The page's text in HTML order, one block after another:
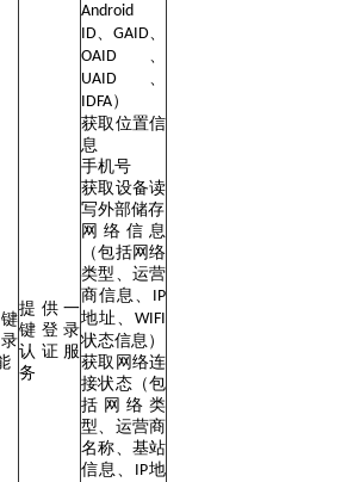
提供一
键登录
认证服
务
Android
ID、 GAID、
OAID 、
UAID 、
IDFA）
获取位置信
息
手机号
获取设备读
写外部储存
网络信息
（包括网络
类型、运营
商信息、 IP
地址、 WIFI
状态信息）
获取网络连
接状态（包
括网络类
型、运营商
名称、基站
信息、 IP地